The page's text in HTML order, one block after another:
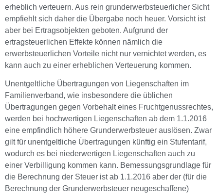
erheblich verteuern. Aus rein grunderwerbsteuerlicher Sicht
empfiehlt sich daher die Übergabe noch heuer. Vorsicht ist
aber bei Ertragsobjekten geboten. Aufgrund der
ertragsteuerlichen Effekte können nämlich die
erwerbsteuerlichen Vorteile nicht nur vernichtet werden, es
kann auch zu einer erheblichen Verteuerung kommen.
Unentgeltliche Übertragungen von Liegenschaften im
Familienverband, wie insbesondere die üblichen
Übertragungen gegen Vorbehalt eines Fruchtgenussrechtes,
werden bei hochwertigen Liegenschaften ab dem 1.1.2016
eine empfindlich höhere Grunderwerbsteuer auslösen. Zwar
gilt für unentgeltliche Übertragungen künftig ein Stufentarif,
wodurch es bei niederwertigen Liegenschaften auch zu
einer Verbilligung kommen kann. Bemessungsgrundlage für
die Berechnung der Steuer ist ab 1.1.2016 aber der (für die
Berechnung der Grunderwerbsteuer neugeschaffene)